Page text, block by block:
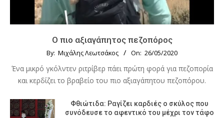
Ο πιο αξιαγάπητος πεζοπόρος
By: Μιχάλης Λεωτσάκος On: 26/05/2020
Ένα μικρό γκόλντεν ριτρίβερ πάει πρώτη φορά για πεζοπορία
και κερδίζει το βραβείο του πιο αξιαγάπητου πεζοπόρου.
Φθιώτιδα: Ραγίζει καρδιές ο σκύλος που
συνόδευσε το αφεντικό του μέχρι τον τάφο